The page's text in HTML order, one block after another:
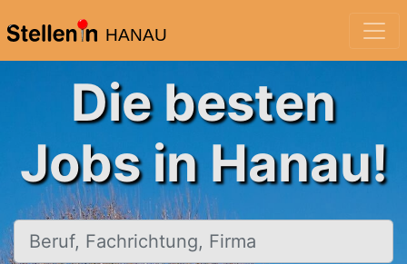
HANAU
Die besten
Jobs in Hanau!
Beruf, Fachrichtung, Firma